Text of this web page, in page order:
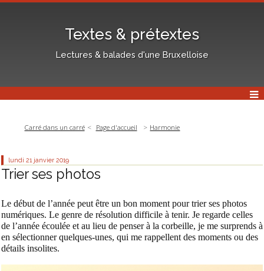
Textes & prétextes
Lectures & balades d'une Bruxelloise
Carré dans un carré Page d'accueil Harmonie
lundi 21 janvier 2019
Trier ses photos
Le début de l’année peut être un bon moment pour trier ses photos
numériques. Le genre de résolution difficile à tenir. Je regarde celles
de l’année écoulée et au lieu de penser à la corbeille, je me surprends à
en sélectionner quelques-unes, qui me rappellent des moments ou des
détails insolites.